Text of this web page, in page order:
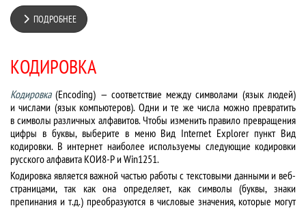
ПОДРОБНЕЕ
КОДИРОВКА
Кодировка(Encoding) — соответствие между символами (язык людей)
и числами (язык компьютеров). Одни и те же числа можно превратить
в символы различных алфавитов. Чтобы изменить правило превращения
цифры в буквы, выберите в меню Вид Internet Explorer пункт Вид
кодировки. В интернет наиболее используемы следующие кодировки
русского алфавита КОИ8-Р и Win1251.
Кодировка является важной частью работы с текстовыми данными и веб-
страницами, так как она определяет, как символы (буквы, знаки
препинания и т.д.) преобразуются в числовые значения, которые могут